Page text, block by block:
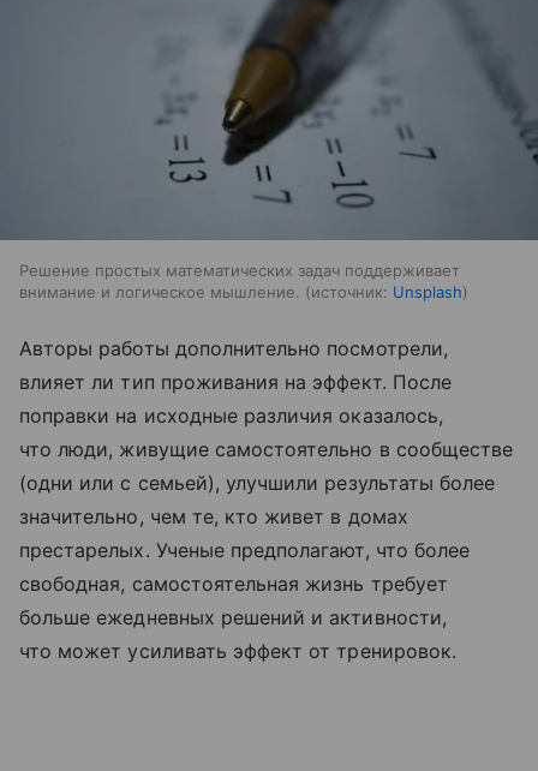
Решение простых математических задач поддерживает
внимание и логическое мышление.
источник: Unsplash
Авторы работы дополнительно посмотрели,
влияет ли тип проживания на эффект. После
поправки на исходные различия оказалось,
что люди, живущие самостоятельно в сообществе
(одни или с семьей), улучшили результаты более
значительно, чем те, кто живет в домах
престарелых. Ученые предполагают, что более
свободная, самостоятельная жизнь требует
больше ежедневных решений и активности,
что может усиливать эффект от тренировок.